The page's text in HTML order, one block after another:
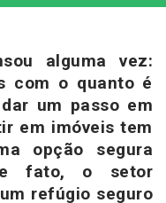
alguma vez:
com o quanto é
um passo em
em imóveis tem
opção segura
fato, o setor
refúgio seguro